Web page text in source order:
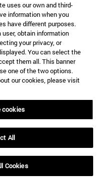
como un puente
con alguna corriente
que presentaba Eurasia
con Europa y Asia a
nombre de Gran Eurasia al
en que este se encoja,
conectividad entre un
encima de sus antiguas
estas tendrán
de vecinos.
Polo's World. War, Strategy, and
Century. Nueva York: Random House
uses our own and third-
information when you
have different purposes.
obtain information
your privacy, or
You can select the
them all. This banner
one of the two options.
our cookies, please visit
cookies
All
Cookies